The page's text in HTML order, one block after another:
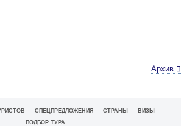
Архив
СПЕЦПРЕДЛОЖЕНИЯ СТРАНЫ
ВИЗЫ
ПОДБОР ТУРА